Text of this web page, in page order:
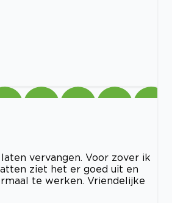
vervangen. Voor zover ik
ziet het er goed uit en
te werken. Vriendelijke